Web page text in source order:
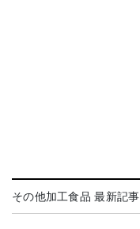
その他加工食品 最新記事